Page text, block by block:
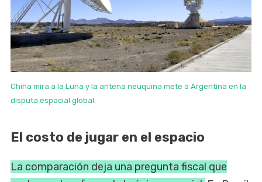
China mira a la Luna y la antena neuquina mete a Argentina en la
disputa espacial global.
El costo de jugar en el espacio
La comparación deja una pregunta fiscal que